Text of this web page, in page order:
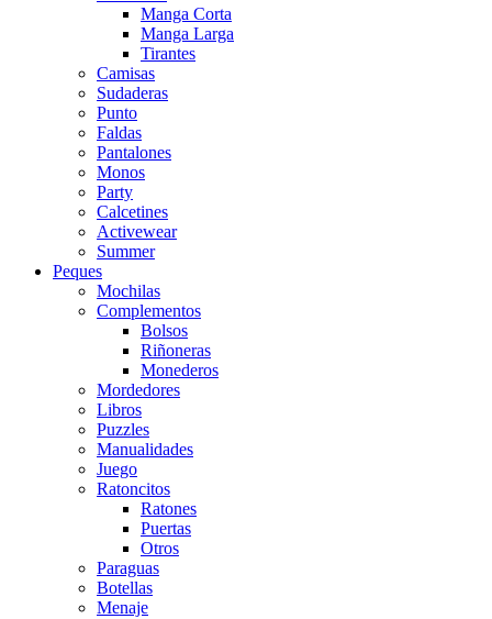
Manga Corta
Manga Larga
Tirantes
Camisas
Sudaderas
Punto
Faldas
Pantalones
Monos
Party
Calcetines
Activewear
Summer
Peques
Mochilas
Complementos
Bolsos
Riñoneras
Monederos
Mordedores
Libros
Puzzles
Manualidades
Juego
Ratoncitos
Ratones
Puertas
Otros
Paraguas
Botellas
Menaje